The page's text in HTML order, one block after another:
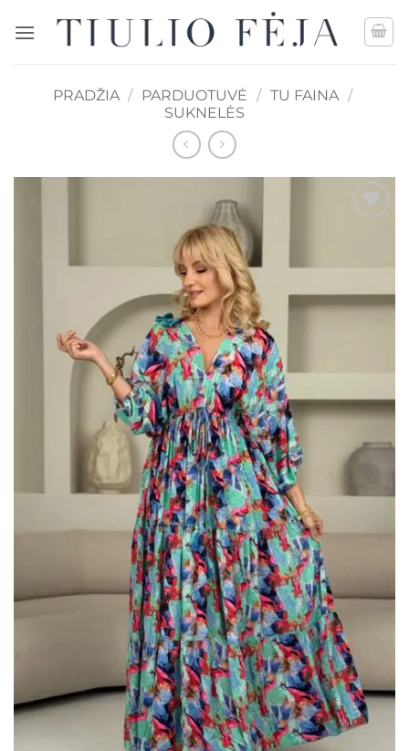
PRADŽIA / PARDUOTUVĖ / TU FAINA /
SUKNELĖS